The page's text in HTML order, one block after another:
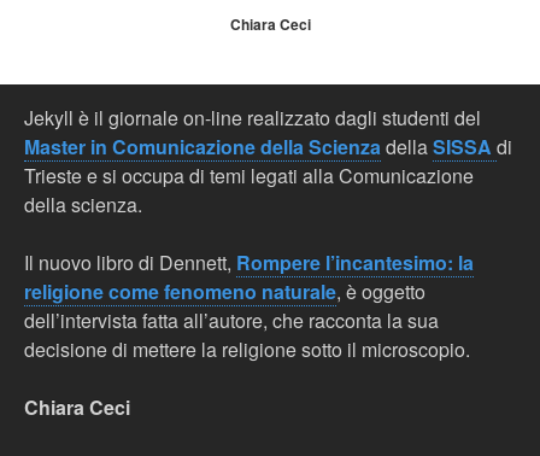
Chiara Ceci
Jekyll è il giornale on-line realizzato dagli studenti del
Master in Comunicazione della ScienzadellaSISSA di
Trieste e si occupa di temi legati alla Comunicazione
della scienza.
Il nuovo libro di Dennett, Rompere l’incantesimo: la
religione come fenomeno naturale, è oggetto
dell’intervista fatta all’autore, che racconta la sua
decisione di mettere la religione sotto il microscopio.
Chiara Ceci